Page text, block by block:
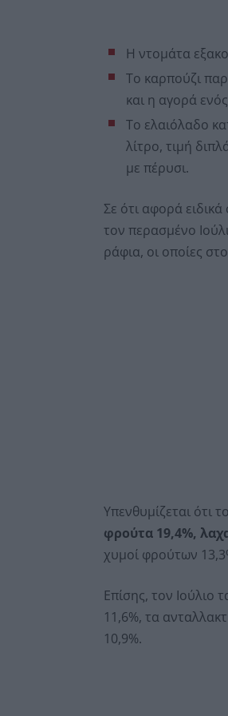
Η ντομάτα
Το καρπούζι
και η αγορά
Το ελαιόλαδο
λίτρο, τιμή
με πέρυσι.
Σε ότι αφορά
τον περασμένο
ράφια, οι οποίες
Υπενθυμίζεται ότι
φρούτα 19,4%,
χυμοί φρούτων
Επίσης, τον
11,6%, τα
10,9%.